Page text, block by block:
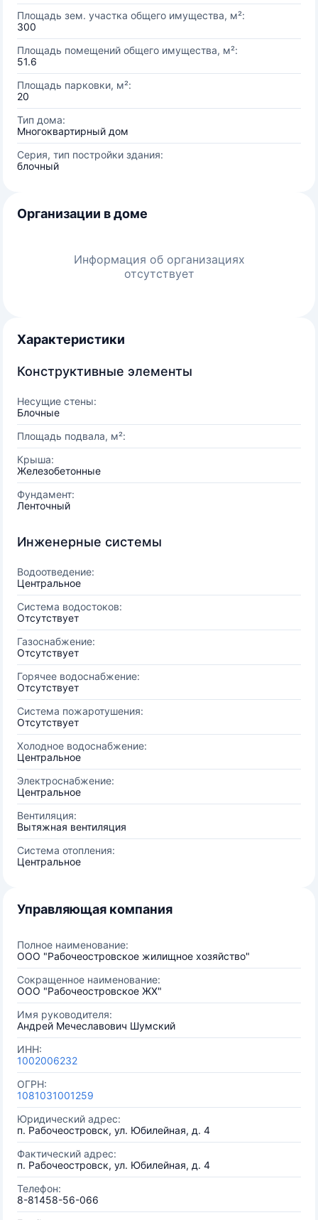
Площадь зем. участка общего имущества, м²:
300
Площадь помещений общего имущества, м²:
51.6
Площадь парковки, м²:
20
Тип дома:
Многоквартирный дом
Серия, тип постройки здания:
блочный
Организации в доме
Информация об организациях
отсутствует
Характеристики
Конструктивные элементы
Несущие стены:
Блочные
Площадь подвала, м²:
Крыша:
Железобетонные
Фундамент:
Ленточный
Инженерные системы
Водоотведение:
Центральное
Система водостоков:
Отсутствует
Газоснабжение:
Отсутствует
Горячее водоснабжение:
Отсутствует
Система пожаротушения:
Отсутствует
Холодное водоснабжение:
Центральное
Электроснабжение:
Центральное
Вентиляция:
Вытяжная вентиляция
Система отопления:
Центральное
Управляющая компания
Полное наименование:
ООО "Рабочеостровское жилищное хозяйство"
Сокращенное наименование:
ООО "Рабочеостровское ЖХ"
Имя руководителя:
Андрей Мечеславович Шумский
ИНН:
1002006232
ОГРН:
1081031001259
Юридический адрес:
п. Рабочеостровск, ул. Юбилейная, д. 4
Фактический адрес:
п. Рабочеостровск, ул. Юбилейная, д. 4
Телефон:
8-81458-56-066